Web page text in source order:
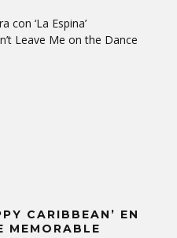
con ‘La Espina’
Leave Me on the Dance
CARIBBEAN’ EN
MEMORABLE